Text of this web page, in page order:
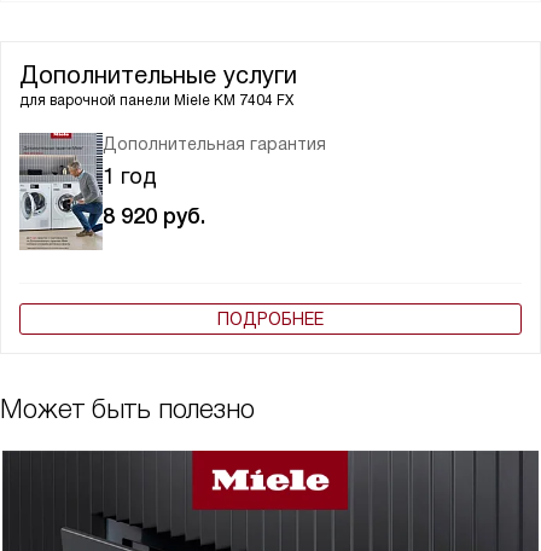
Дополнительные услуги
для варочной панели Miele KM 7404 FX
Дополнительная гарантия
1 год
8 920 руб.
ПОДРОБНЕЕ
Может быть полезно